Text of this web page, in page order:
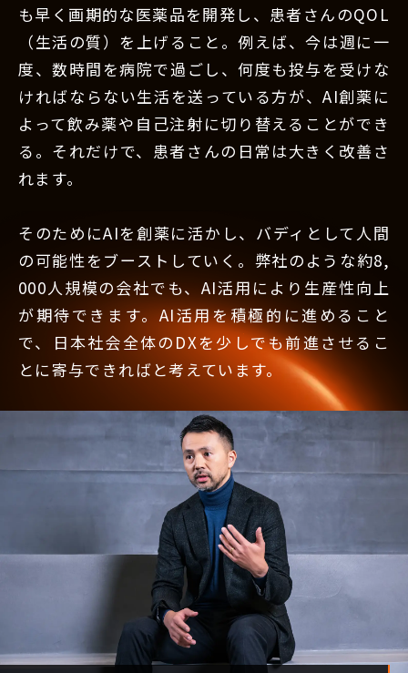
も早く画期的な医薬品を開発し、患者さんのQOL
（生活の質）を上げること。例えば、今は週に一
度、数時間を病院で過ごし、何度も投与を受けな
ければならない生活を送っている方が、AI創薬に
よって飲み薬や自己注射に切り替えることができ
る。それだけで、患者さんの日常は大きく改善さ
れます。
そのためにAIを創薬に活かし、バディとして人間
の可能性をブーストしていく。弊社のような約8,
000人規模の会社でも、AI活用により生産性向上
が期待できます。AI活用を積極的に進めること
で、日本社会全体のDXを少しでも前進させるこ
とに寄与できればと考えています。